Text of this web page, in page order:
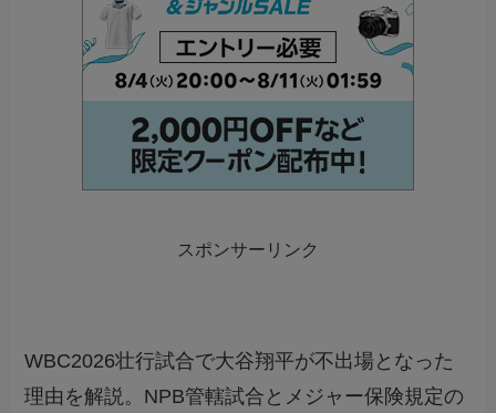
スポンサーリンク
WBC2026壮行試合で大谷翔平が不出場となった
理由を解説。NPB管轄試合とメジャー保険規定の